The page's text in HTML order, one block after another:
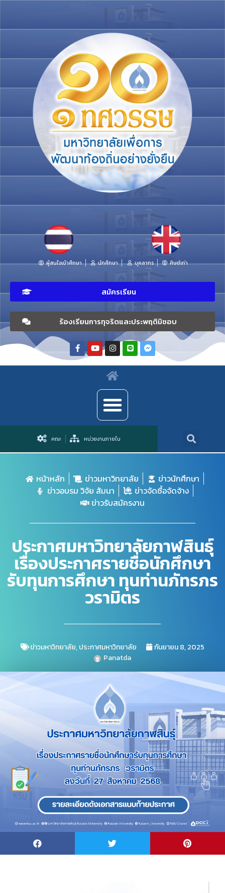
ผู้สนใจเข้าศึกษา นักศึกษา บุคลากร ศิษย์เก่า
สมัครเรียน
ร้องเรียนการทุจริตและประพฤติมิชอบ
คณะ หน่วยงานภายใน
หน้าหลัก ข่าวมหาวิทยาลัย
ข่าวนักศึกษา
ข่าวอบรม วิจัย สัมนา
ข่าวจัดซื้อจัดจ้าง
ข่าวรับสมัครงาน
ประกาศมหาวิทยาลัยกาฬสินธุ์
เรื่องประกาศรายชื่อนักศึกษา
รับทุนการศึกษา ทุนท่านภัทรภร
วรามิตร
ข่าวมหาวิทยาลัย,ประกาศมหาวิทยาลัย
กันยายน 8, 2025
Panatda